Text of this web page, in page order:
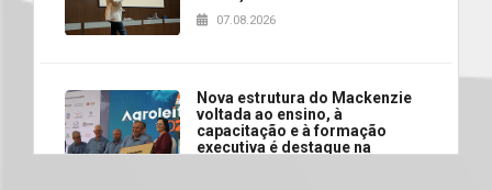
07.08.2026
Nova estrutura do Mackenzie
voltada ao ensino, à
capacitação e à formação
executiva é destaque na